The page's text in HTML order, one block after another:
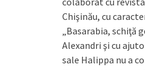
Chişinău, cu
„Basarabia, schiţă
Alexandri şi cu
sale Halippa nu a